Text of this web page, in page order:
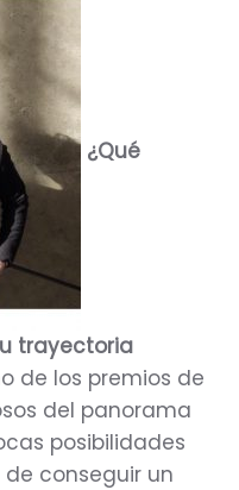
¿Qué
trayectoria
de los premios de
del panorama
posibilidades
conseguir un